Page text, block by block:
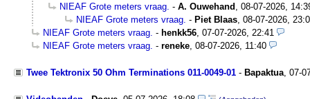
NIEAF Grote meters vraag. - A. Ouwehand
08-07-2026,
NIEAF Grote meters vraag. - Piet Blaas 08-07-2026,
NIEAF Grote meters vraag. - henkk56 07-07-2026, 22:41
NIEAF Grote meters vraag. - reneke 08-07-2026, 11:40
Twee Tektronix 50 Ohm Terminations 011-0049-01 - Bapaktua 07-